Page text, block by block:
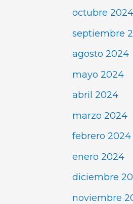
octubre 2024
septiembre
agosto 2024
mayo 2024
abril 2024
marzo 2024
febrero 2024
enero 2024
diciembre
noviembre